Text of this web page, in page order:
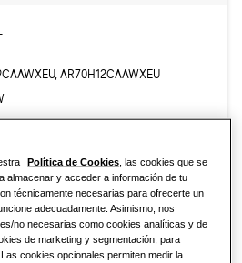
y
de calor
OFICINASAR70H12CAAWXEU
del producto
Política de Cookies , las cookies que se
almacenar y acceder a información de tu
técnicamente necesarias para ofrecerte un
adecuadamente. Asimismo, nos
no necesarias como cookies analíticas y de
de marketing y segmentación, para
cookies opcionales permiten medir la